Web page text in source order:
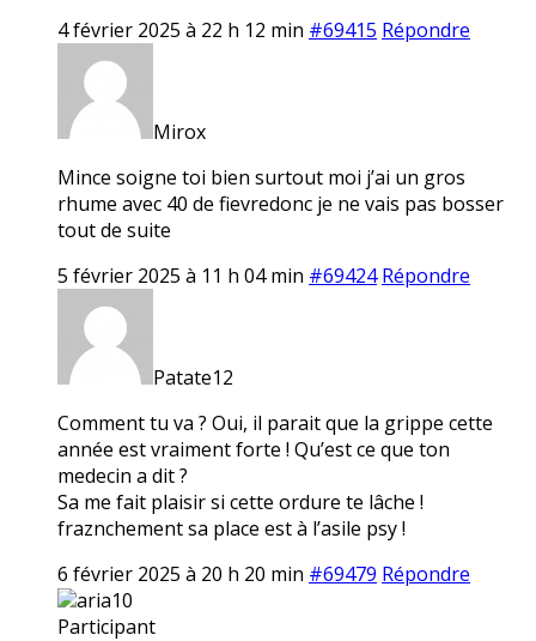
4 février 2025 à 22 h 12 min #69415 Répondre
Mirox
Mince soigne toi bien surtout moi j’ai un gros
rhume avec 40 de fievredonc je ne vais pas bosser
tout de suite
5 février 2025 à 11 h 04 min #69424 Répondre
Patate12
Comment tu va ? Oui, il parait que la grippe cette
année est vraiment forte ! Qu’est ce que ton
medecin a dit ?
Sa me fait plaisir si cette ordure te lâche !
fraznchement sa place est à l’asile psy !
6 février 2025 à 20 h 20 min #69479 Répondre
aria10
Participant